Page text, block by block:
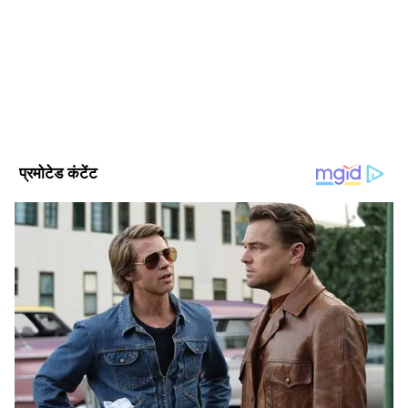
सांप निगल जाता बच्चा तो हो सकता था बड़ा हादसा
DOWNLOAD APP